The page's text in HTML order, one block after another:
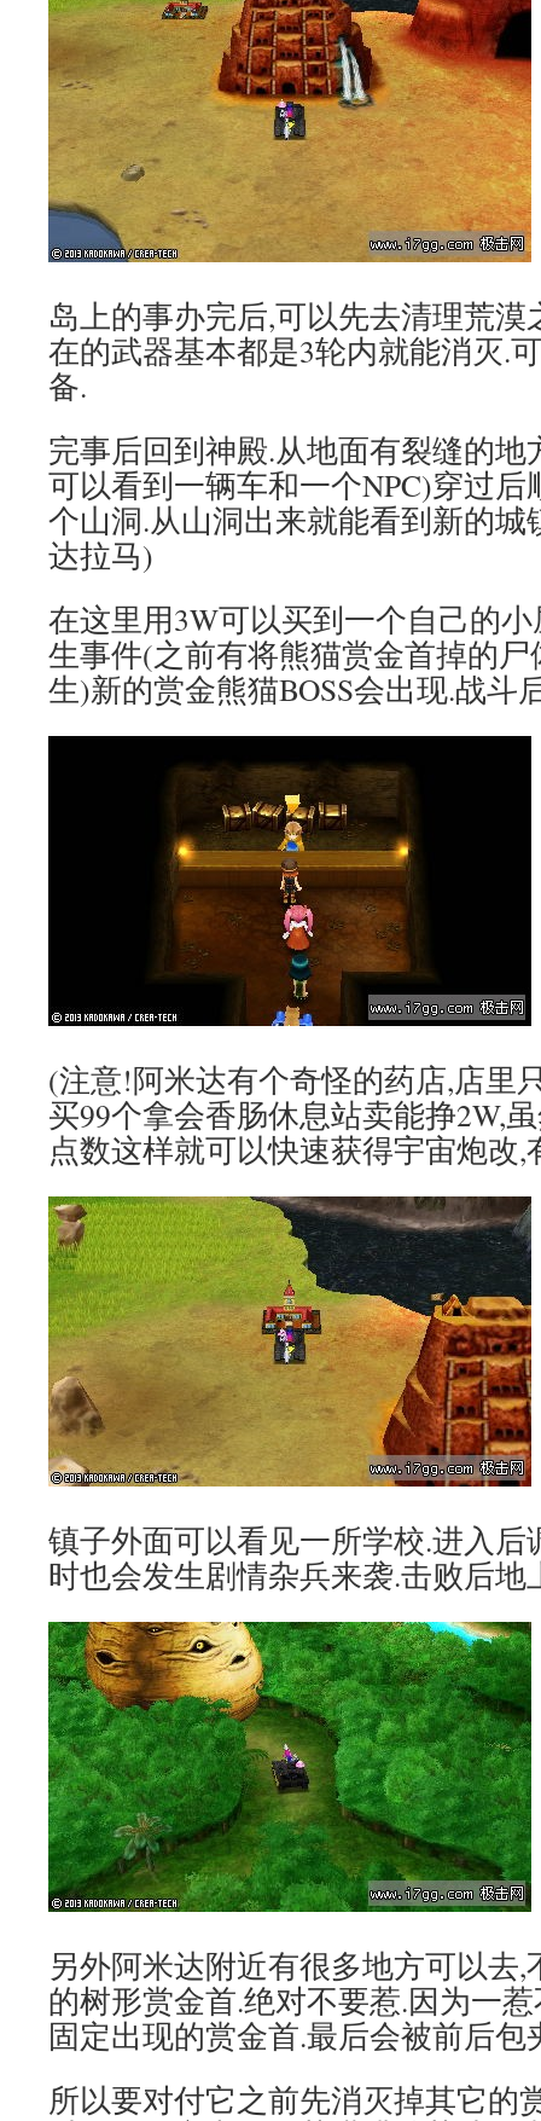
岛上的事办完后,可以先去清理荒
在的武器基本都是3轮内就能消灭.
备.
完事后回到神殿.从地面有裂缝的
可以看到一辆车和一个NPC)穿过
个山洞.从山洞出来就能看到新的
达拉马)
在这里用3W可以买到一个自己的
生事件(之前有将熊猫赏金首掉的
生)新的赏金熊猫BOSS会出现.战斗
(注意!阿米达有个奇怪的药店,店里
买99个拿会香肠休息站卖能挣2W,
点数这样就可以快速获得宇宙炮改
镇子外面可以看见一所学校.进入后
时也会发生剧情杂兵来袭.击败后地
另外阿米达附近有很多地方可以去
的树形赏金首.绝对不要惹.因为一
固定出现的赏金首.最后会被前后包
所以要对付它之前先消灭掉其它的